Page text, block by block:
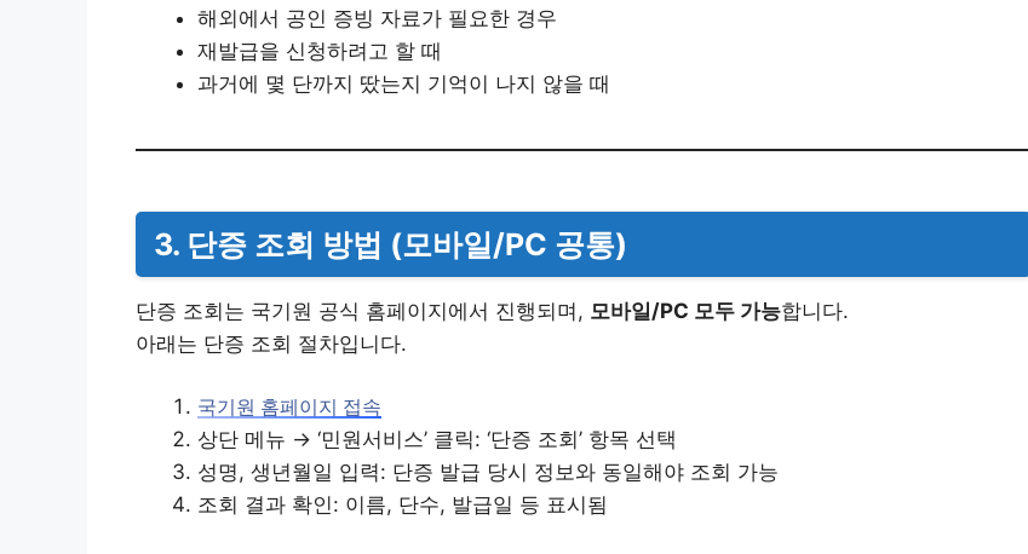
해외에서 공인 증빙 자료가 필요한 경우
재발급을 신청하려고 할 때
과거에 몇 단까지 땄는지 기억이 나지 않을 때
3. 단증 조회 방법 (모바일/PC 공통)
단증 조회는 국기원 공식 홈페이지에서 진행되며, 모바일/PC 모두 가능합니다.
아래는 단증 조회 절차입니다.
국기원 홈페이지 접속
상단 메뉴 → ‘민원서비스’ 클릭: ‘단증 조회’ 항목 선택
성명, 생년월일 입력: 단증 발급 당시 정보와 동일해야 조회 가능
조회 결과 확인: 이름, 단수, 발급일 등 표시됨